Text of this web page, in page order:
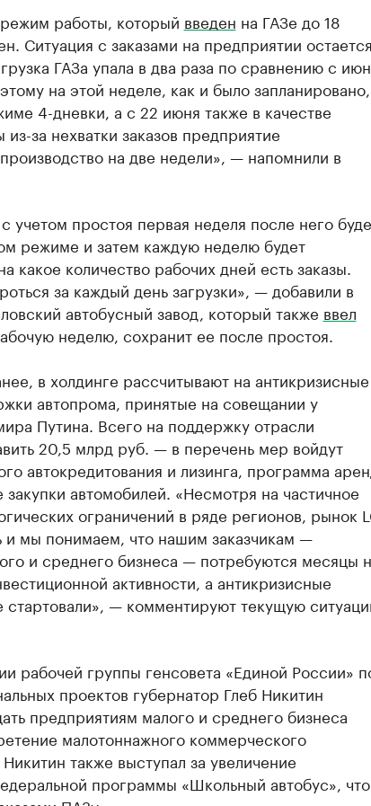
работы, который введен на ГАЗе до 18
Ситуация с заказами на предприятии остается
ГАЗа упала в два раза по сравнению с
на этой неделе, как и было запланировано,
4-дневки, а с 22 июня также в качестве
за нехватки заказов предприятие
на две недели», — напомнили в
учетом простоя первая неделя после него
режиме и затем каждую неделю будет
какое количество рабочих дней есть заказы.
за каждый день загрузки», — добавили в
автобусный завод, который также ввел
неделю, сохранит ее после простоя.
в холдинге рассчитывают на антикризисные
автопрома, принятые на совещании у
Путина. Всего на поддержку отрасли
20,5 млрд руб. — в перечень мер войдут
автокредитования и лизинга, программа
закупки автомобилей. «Несмотря на частичное
ограничений в ряде регионов, рынок
и мы понимаем, что нашим заказчикам —
и среднего бизнеса — потребуются месяцы
активности, а антикризисные
стартовали», — комментируют текущую
рабочей группы генсовета «Единой России»
проектов губернатор Глеб Никитин
предприятиям малого и среднего бизнеса
малотоннажного коммерческого
также выступал за увеличение
программы «Школьный автобус», что